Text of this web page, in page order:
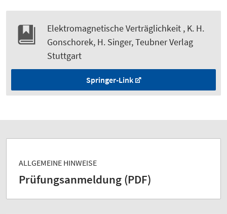
Elektromagnetische Verträglichkeit , K. H.
Gonschorek, H. Singer, Teubner Verlag
Stuttgart
Springer-Link
ALLGEMEINE HINWEISE
Prüfungsanmeldung (PDF)